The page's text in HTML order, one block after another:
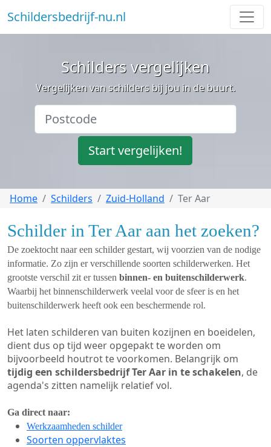
Schildersbedrijf-nu.nl
Schilders vergelijken
Vergelijken van schilders bij jou in de buurt.
Start vergelijken!
Home Schilders Zuid-Holland Ter Aar
Schilder in Ter Aar aan het zoeken?
De zoektocht naar een schilder gestart, wij voorzien van de nodige
informatie. Zo zijn er verschillende soorten schilderwerken. Het
grootste verschil zit er tussen binnen- en buitenschilderwerk.
Waarbij het binnenschilderwerk veelal voor de sfeer is en het
buitenschilderwerk heeft ook een beschermende rol.
Het laten schilderen van buiten kozijnen en boeidelen,
dient dus op tijd weer opgepakt te worden om
bijvoorbeeld houtrot te voorkomen. Belangrijk om
tijdig een schildersbedrijf Ter Aar in te schakelen, de
agenda's zitten namelijk relatief vol.
Ga direct naar:
Werkzaamheden schilder
Soorten oppervlaktes